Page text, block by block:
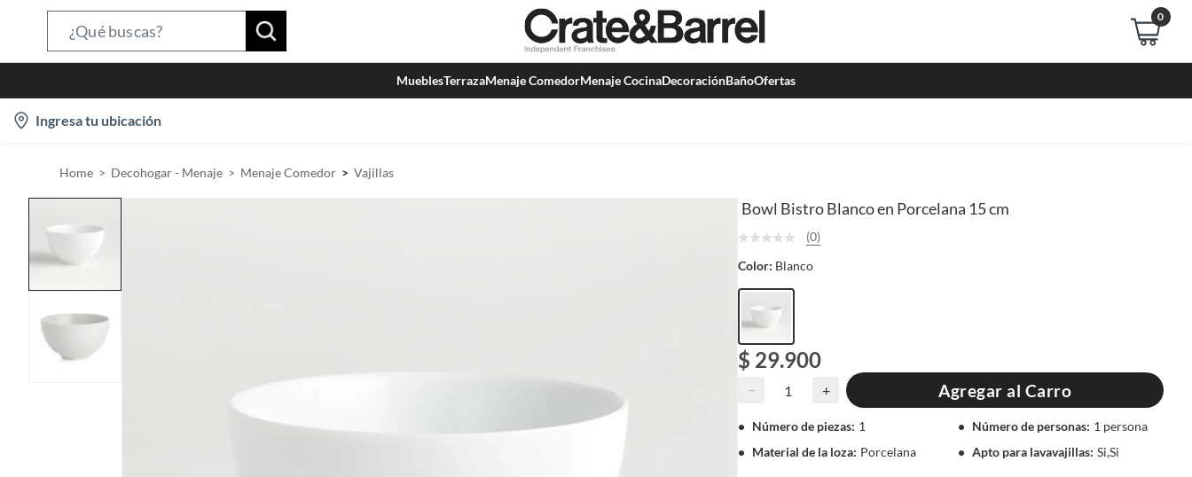
e
r
B
0
MueblesTerrazaMenaje ComedorMenaje CocinaDecoraciónBañoOfertas
Ingresa tu ubicación
Home Decohogar - Menaje Menaje Comedor Vajillas
Bowl Bistro Blanco en Porcelana 15 cm
(0)
Color: Blanco
$ 29.900
− + Agregar al Carro
Número de piezas: 1 Número de personas: 1 persona
Material de la loza: Porcelana Apto para lavavajillas: Si,Si